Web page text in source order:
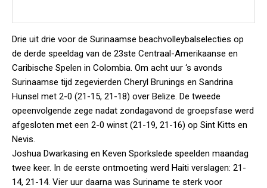
Drie uit drie voor de Surinaamse beachvolleybalselecties op
de derde speeldag van de 23ste Centraal-Amerikaanse en
Caribische Spelen in Colombia. Om acht uur ‘s avonds
Surinaamse tijd zegevierden Cheryl Brunings en Sandrina
Hunsel met 2-0 (21-15, 21-18) over Belize. De tweede
opeenvolgende zege nadat zondagavond de groepsfase werd
afgesloten met een 2-0 winst (21-19, 21-16) op Sint Kitts en
Nevis.
Joshua Dwarkasing en Keven Sporkslede speelden maandag
twee keer. In de eerste ontmoeting werd Haiti verslagen: 21-
14, 21-14. Vier uur daarna was Suriname te sterk voor